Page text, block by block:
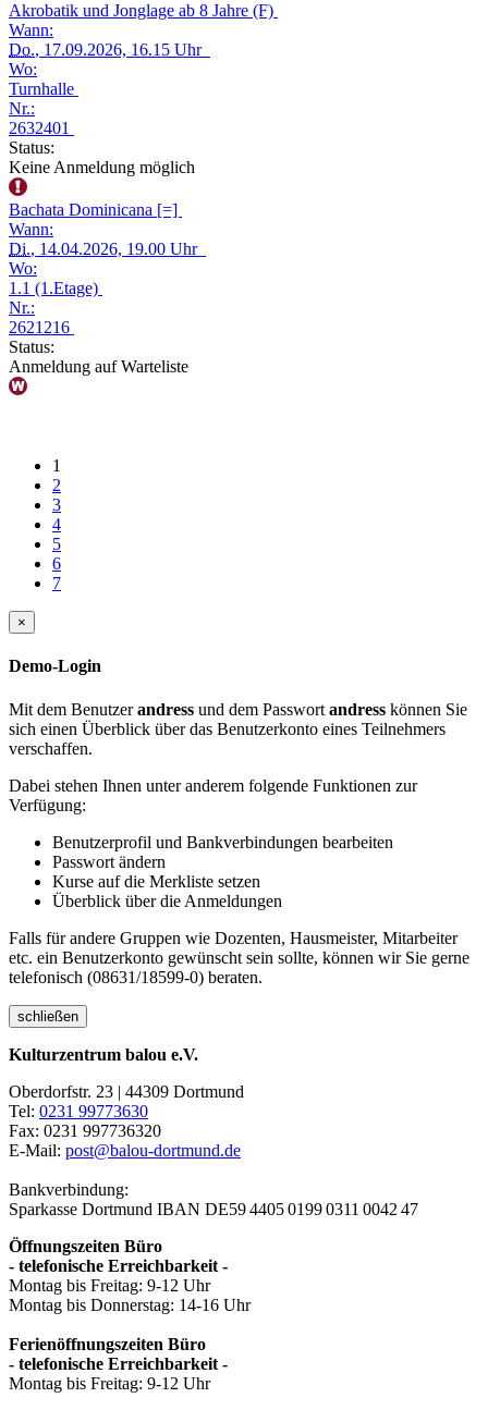
Akrobatik und Jonglage ab 8 Jahre (F)
Wann:
Do., 17.09.2026, 16.15 Uhr
Wo:
Turnhalle
Nr.:
2632401
Status:
Keine Anmeldung möglich
Bachata Dominicana [=]
Wann:
Di., 14.04.2026, 19.00 Uhr
Wo:
1.1 (1.Etage)
Nr.:
2621216
Status:
Anmeldung auf Warteliste
1
2
3
4
5
6
7
×
Demo-Login
Mit dem Benutzerandress und dem Passwort andress können Sie
sich einen Überblick über das Benutzerkonto eines Teilnehmers
verschaffen.
Dabei stehen Ihnen unter anderem folgende Funktionen zur
Verfügung:
Benutzerprofil und Bankverbindungen bearbeiten
Passwort ändern
Kurse auf die Merkliste setzen
Überblick über die Anmeldungen
Falls für andere Gruppen wie Dozenten, Hausmeister, Mitarbeiter
etc. ein Benutzerkonto gewünscht sein sollte, können wir Sie gerne
telefonisch (08631/18599-0) beraten.
schließen
Kulturzentrum balou e.V.
Oberdorfstr. 23 | 44309 Dortmund
Tel: 0231 99773630
Fax: 0231 997736320
E-Mail: post@balou-dortmund.de
Bankverbindung:
Sparkasse Dortmund IBAN DE59 4405 0199 0311 0042 47
Öffnungszeiten Büro
- telefonische Erreichbarkeit -
Montag bis Freitag: 9-12 Uhr
Montag bis Donnerstag: 14-16 Uhr
Ferienöffnungszeiten Büro
- telefonische Erreichbarkeit -
Montag bis Freitag: 9-12 Uhr